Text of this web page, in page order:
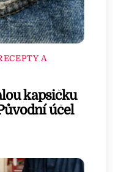
A
kapsičku
účel